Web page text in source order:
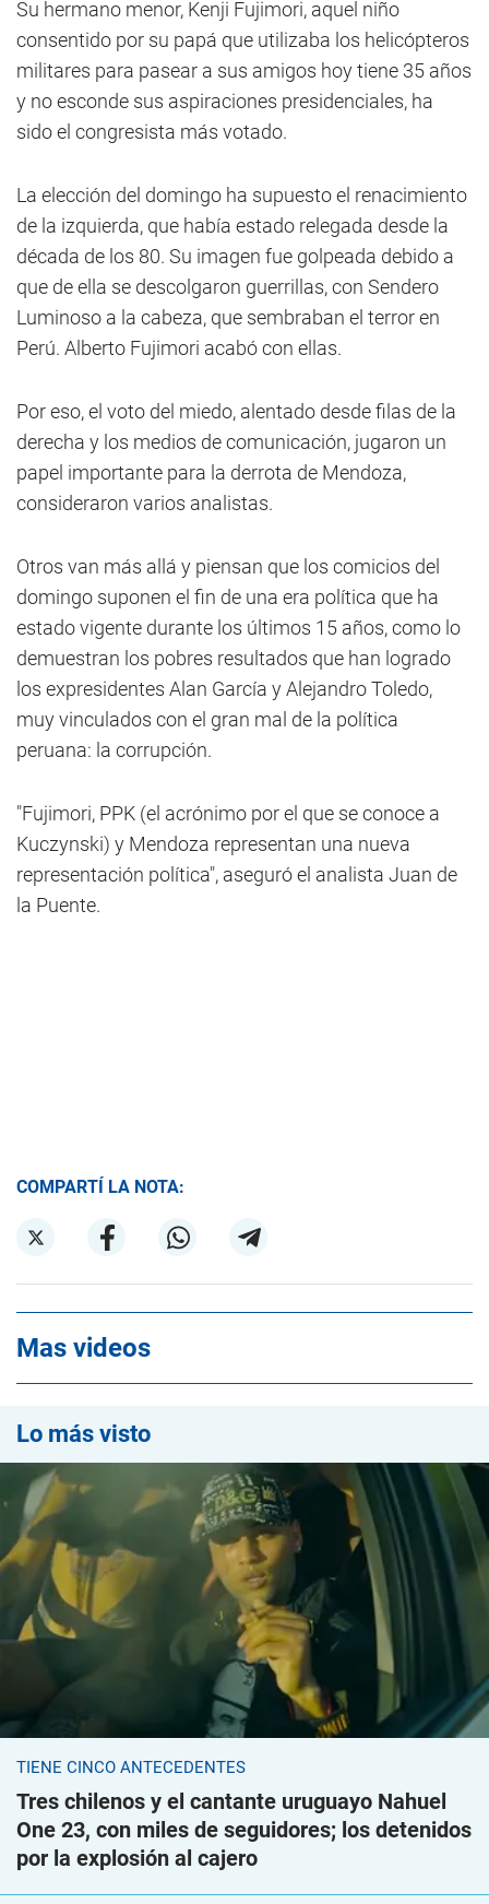
Su hermano menor, Kenji Fujimori, aquel niño
consentido por su papá que utilizaba los helicópteros
militares para pasear a sus amigos hoy tiene 35 años
y no esconde sus aspiraciones presidenciales, ha
sido el congresista más votado.
La elección del domingo ha supuesto el renacimiento
de la izquierda, que había estado relegada desde la
década de los 80. Su imagen fue golpeada debido a
que de ella se descolgaron guerrillas, con Sendero
Luminoso a la cabeza, que sembraban el terror en
Perú. Alberto Fujimori acabó con ellas.
Por eso, el voto del miedo, alentado desde filas de la
derecha y los medios de comunicación, jugaron un
papel importante para la derrota de Mendoza,
consideraron varios analistas.
Otros van más allá y piensan que los comicios del
domingo suponen el fin de una era política que ha
estado vigente durante los últimos 15 años, como lo
demuestran los pobres resultados que han logrado
los expresidentes Alan García y Alejandro Toledo,
muy vinculados con el gran mal de la política
peruana: la corrupción.
"Fujimori, PPK (el acrónimo por el que se conoce a
Kuczynski) y Mendoza representan una nueva
representación política", aseguró el analista Juan de
la Puente.
COMPARTÍ LA NOTA:
Mas videos
Lo más visto
TIENE CINCO ANTECEDENTES
Tres chilenos y el cantante uruguayo Nahuel
One 23, con miles de seguidores; los detenidos
por la explosión al cajero